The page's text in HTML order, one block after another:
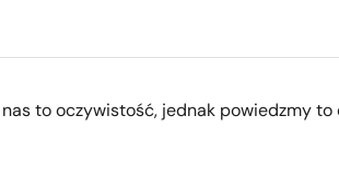
to oczywistość, jednak powiedzmy